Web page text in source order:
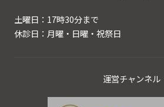
土曜日：17時30分まで
休診日：月曜・日曜・祝祭日
運営チャンネル